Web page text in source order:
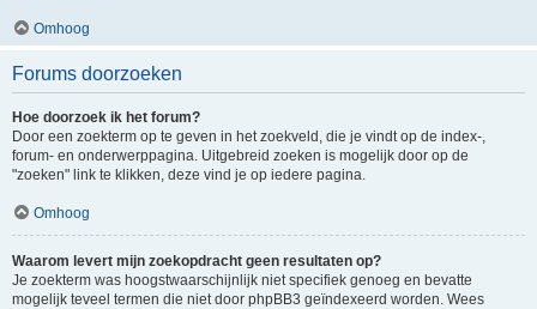
Omhoog
Forums doorzoeken
Hoe doorzoek ik het forum?
Door een zoekterm op te geven in het zoekveld, die je vindt op de index-,
forum- en onderwerppagina. Uitgebreid zoeken is mogelijk door op de
"zoeken" link te klikken, deze vind je op iedere pagina.
Omhoog
Waarom levert mijn zoekopdracht geen resultaten op?
Je zoekterm was hoogstwaarschijnlijk niet specifiek genoeg en bevatte
mogelijk teveel termen die niet door phpBB3 geïndexeerd worden. Wees